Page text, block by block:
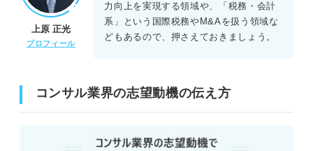
上原 正光
プロフィール
力向上を実現する領域や、「税務・会計
系」という国際税務やM&Aを扱う領域な
どもあるので、押さえておきましょう。
コンサル業界の志望動機の伝え方